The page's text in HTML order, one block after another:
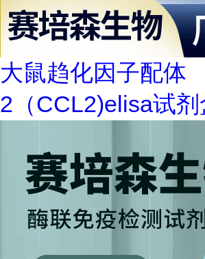
大鼠趋化因子配体
2（CCL2)elisa试剂